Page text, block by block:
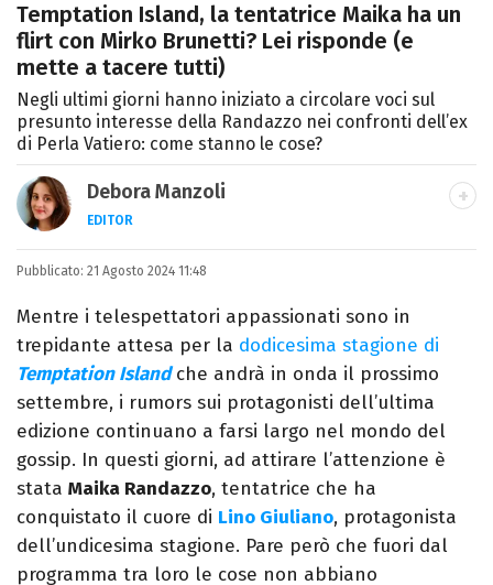
Temptation Island, la tentatrice Maika ha un
flirt con Mirko Brunetti? Lei risponde (e
mette a tacere tutti)
Negli ultimi giorni hanno iniziato a circolare voci sul
presunto interesse della Randazzo nei confronti dell’ex
di Perla Vatiero: come stanno le cose?
Debora Manzoli
EDITOR
LINKEDIN
INSTAGRAM FACEBOOK SITO
Scrittrice, copywriter, editor e pubblicista
mantovana, laureata in Lettere, Cinema e
Tv. Ha due libri all’attivo e ama la scrittura
alla follia.
Pubblicato: 21 Agosto 2024 11:48
Mentre i telespettatori appassionati sono in
trepidante attesa per la dodicesima stagione di
Temptation Islandche andrà in onda il prossimo
settembre, i rumors sui protagonisti dell’ultima
edizione continuano a farsi largo nel mondo del
gossip. In questi giorni, ad attirare l’attenzione è
stata Maika Randazzo, tentatrice che ha
conquistato il cuore di Lino Giuliano, protagonista
dell’undicesima stagione. Pare però che fuori dal
programma tra loro le cose non abbiano